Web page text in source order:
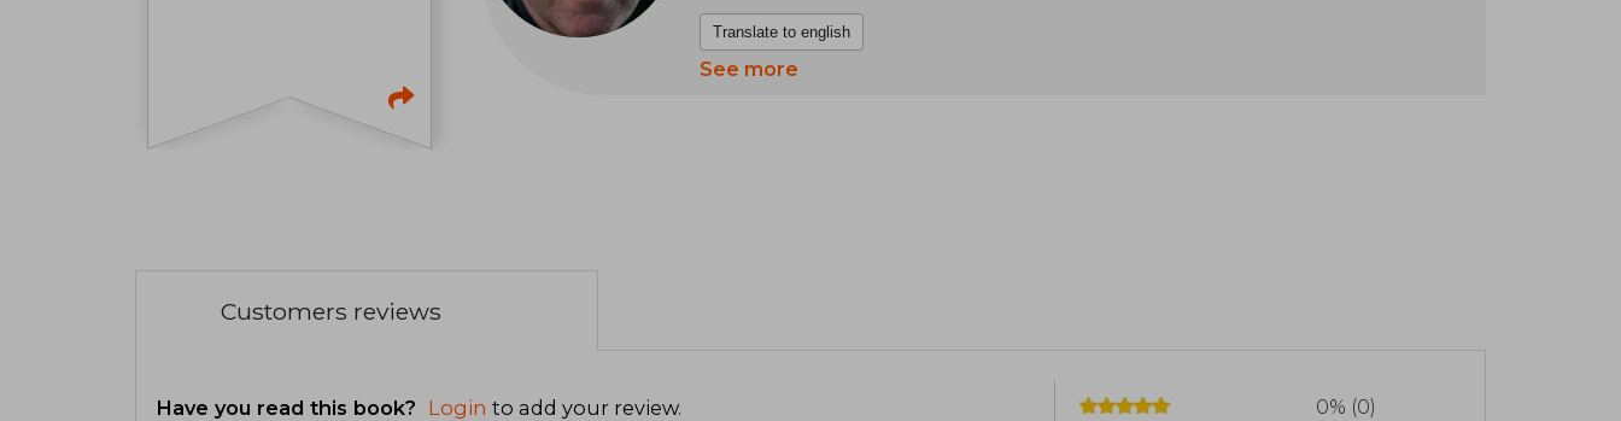
2017, vendió su sello editorial Millarworld a Netflix por casi £25 millones,
convirtiéndose en ejecutivo creativo para la plataforma.
Translate to english
See more
Customers reviews
Have you read this book? Login to add your review.
0% (0)